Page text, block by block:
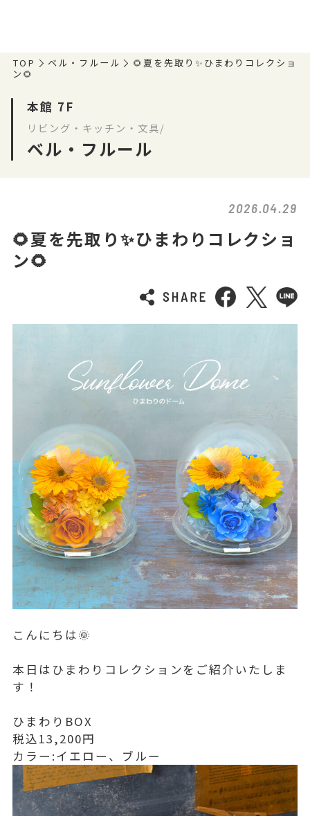
TOP ベル・フルール
🌻夏を先取り✨ひまわりコレクショ
ン🌻
本館 7F
リビング・キッチン・文具/
ベル・フルール
2026.04.29
🌻夏を先取り✨ひまわりコレクショ
ン🌻
こんにちは🌞
本日はひまわりコレクションをご紹介いたしま
す！
ひまわりBOX
税込13,200円
カラー:イエロー、ブルー